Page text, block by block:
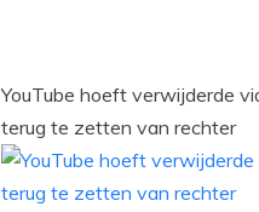
YouTube hoeft verwijderde
terug te zetten van rechter